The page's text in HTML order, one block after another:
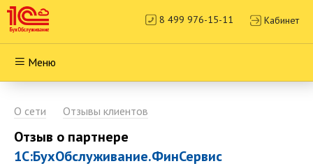
8 499 976-15-11 Кабинет
Меню
О сети Отзывы клиентов
Отзыв о партнере
1С:БухОбслуживание.ФинСервис